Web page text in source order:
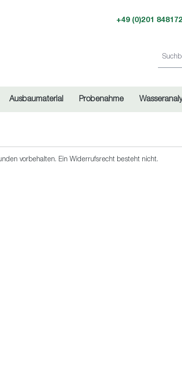
+49 (0)201
Ausbaumaterial Probenahme
vorbehalten. Ein Widerrufsrecht besteht nicht.